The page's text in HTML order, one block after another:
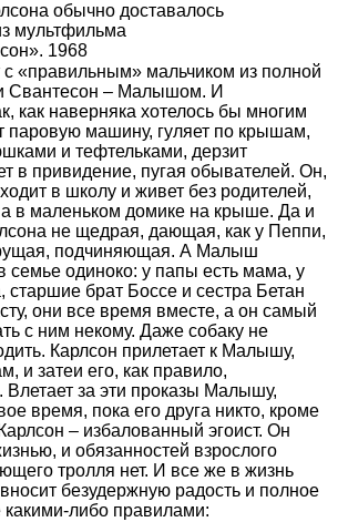
обычно доставалось
мультфильма
1968
с «правильным» мальчиком из полной
Свантесон – Малышом. И
как наверняка хотелось бы многим
паровую машину, гуляет по крышам,
и тефтельками, дерзит
в привидение, пугая обывателей. Он,
в школу и живет без родителей,
в маленьком домике на крыше. Да и
не щедрая, дающая, как у Пеппи,
подчиняющая. А Малыш
семье одиноко: у папы есть мама, у
старшие брат Боссе и сестра Бетан
они все время вместе, а он самый
с ним некому. Даже собаку не
Карлсон прилетает к Малышу,
и затеи его, как правило,
Влетает за эти проказы Малышу,
время, пока его друга никто, кроме
– избалованный эгоист. Он
и обязанностей взрослого
тролля нет. И все же в жизнь
безудержную радость и полное
либо правилами: